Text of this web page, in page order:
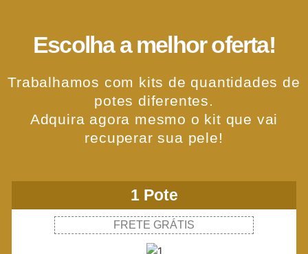
Escolha a melhor oferta!
Trabalhamos com kits de quantidades de
potes diferentes.
Adquira agora mesmo o kit que vai
recuperar sua pele!
1 Pote
FRETE GRÁTIS